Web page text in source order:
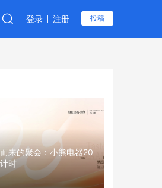
登录 注册 投稿
来的聚会：小熊电器20
时